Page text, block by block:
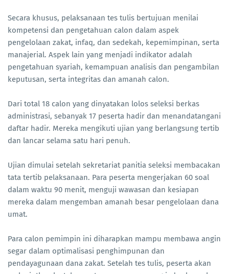
Secara khusus, pelaksanaan tes tulis bertujuan menilai
kompetensi dan pengetahuan calon dalam aspek
pengelolaan zakat, infaq, dan sedekah, kepemimpinan, serta
manajerial. Aspek lain yang menjadi indikator adalah
pengetahuan syariah, kemampuan analisis dan pengambilan
keputusan, serta integritas dan amanah calon.
Dari total 18 calon yang dinyatakan lolos seleksi berkas
administrasi, sebanyak 17 peserta hadir dan menandatangani
daftar hadir. Mereka mengikuti ujian yang berlangsung tertib
dan lancar selama satu hari penuh.
Ujian dimulai setelah sekretariat panitia seleksi membacakan
tata tertib pelaksanaan. Para peserta mengerjakan 60 soal
dalam waktu 90 menit, menguji wawasan dan kesiapan
mereka dalam mengemban amanah besar pengelolaan dana
umat.
Para calon pemimpin ini diharapkan mampu membawa angin
segar dalam optimalisasi penghimpunan dan
pendayagunaan dana zakat. Setelah tes tulis, peserta akan